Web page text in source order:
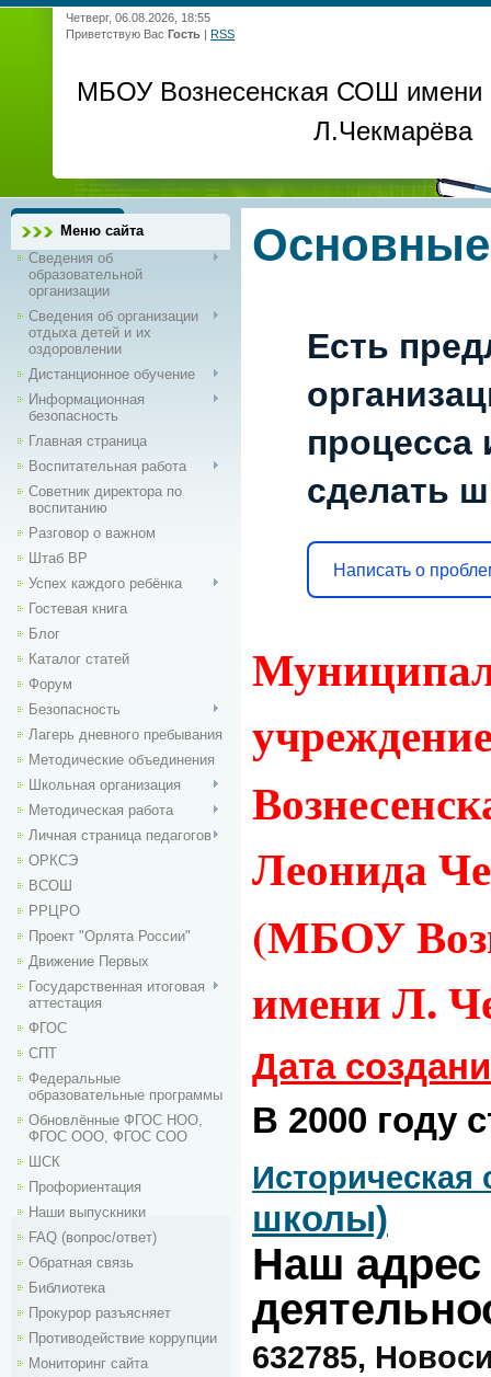
Четверг, 06.08.2026, 18:55
Приветствую Вас Гость | RSS
МБОУ Вознесенская СОШ имени
Л.Чекмарёва
Меню сайта
Сведения об
образовательной
организации
Сведения об организации
отдыха детей и их
оздоровлении
Дистанционное обучение
Информационная
безопасность
Главная страница
Воспитательная работа
Советник директора по
воспитанию
Разговор о важном
Штаб ВР
Успех каждого ребёнка
Гостевая книга
Блог
Каталог статей
Форум
Безопасность
Лагерь дневного пребывания
Методические объединения
Школьная организация
Методическая работа
Личная страница педагогов
ОРКСЭ
ВСОШ
РРЦРО
Проект "Орлята России"
Движение Первых
Государственная итоговая
аттестация
ФГОС
СПТ
Федеральные
образовательные программы
Обновлённые ФГОС НОО,
ФГОС ООО, ФГОС СОО
ШСК
Профориентация
Наши выпускники
FAQ (вопрос/ответ)
Обратная связь
Библиотека
Прокурор разъясняет
Противодействие коррупции
Мониторинг сайта
Есть
процесса
сделать
Написать о
Леонида
(МБОУ
имени Л.
Дата
В 2000 году
Историческая
школы)
Наш адрес
632785,